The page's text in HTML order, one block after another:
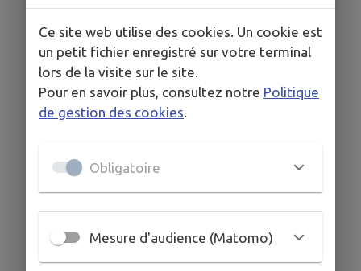
LIEU
Hippodrome de Viséo, 20124 ZONZA
TOUTES LES DATES
Le dim. 9 août
Le dim. 23 août
26/07/2026 : À 14h00
09/08/2026 : À 14h00
23/08/2026 : À 14h00
Ce site web utilise des cookies. Un cookie est
un petit fichier enregistré sur votre terminal
lors de la visite sur le site.
Pour en savoir plus, consultez notre Politique
de gestion des cookies.
Obligatoire
Mesure d'audience (Matomo)